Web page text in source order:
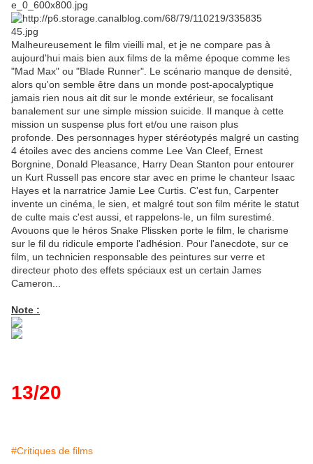
Malheureusement le film vieilli mal, et je ne compare pas à
aujourd'hui mais bien aux films de la même époque comme les
"Mad Max" ou "Blade Runner". Le scénario manque de densité,
alors qu'on semble être dans un monde post-apocalyptique
jamais rien nous ait dit sur le monde extérieur, se focalisant
banalement sur une simple mission suicide. Il manque à cette
mission un suspense plus fort et/ou une raison plus
profonde. Des personnages hyper stéréotypés malgré un casting
4 étoiles avec des anciens comme Lee Van Cleef, Ernest
Borgnine, Donald Pleasance, Harry Dean Stanton pour entourer
un Kurt Russell pas encore star avec en prime le chanteur Isaac
Hayes et la narratrice Jamie Lee Curtis. C'est fun, Carpenter
invente un cinéma, le sien, et malgré tout son film mérite le statut
de culte mais c'est aussi, et rappelons-le, un film surestimé.
Avouons que le héros Snake Plissken porte le film, le charisme
sur le fil du ridicule emporte l'adhésion. Pour l'anecdote, sur ce
film, un technicien responsable des peintures sur verre et
directeur photo des effets spéciaux est un certain James
Cameron...
Note :
13/20
#Critiques de films